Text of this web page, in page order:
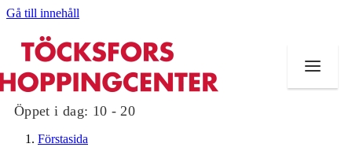
Gå till innehåll
Öppet i dag: 10 - 20
Förstasida